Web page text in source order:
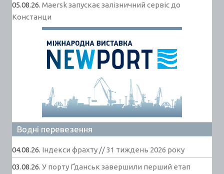
05.08.26. Maersk запускає залізничний сервіс до
Констанци
Водні перевезення
04.08.26. Індекси фрахту // 31 тиждень 2026 року
03.08.26. У порту Ґданськ завершили перший етап